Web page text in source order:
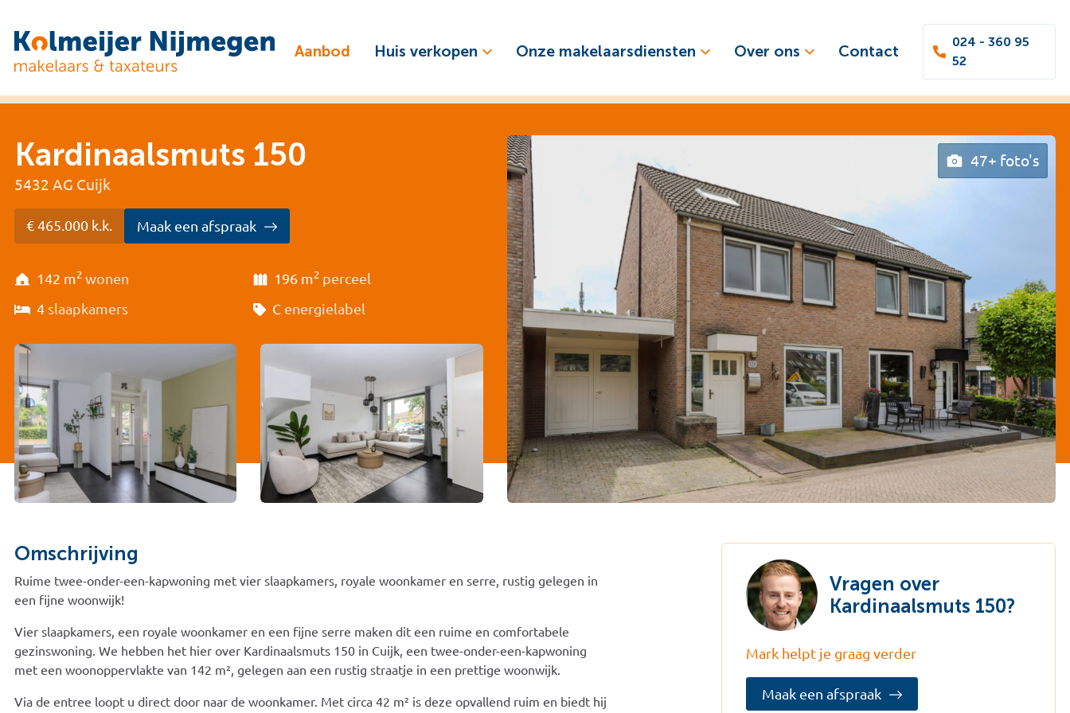
Aanbod Huis verkopen Onze makelaarsdiensten Over ons Contact
024 - 360 95
52
Kardinaalsmuts 150
5432 AG Cuijk
€ 465.000 k.k. Maak een afspraak
142 m2 wonen 196 m2 perceel
4 slaapkamers C energielabel
47+ foto's
Omschrijving
Ruime twee-onder-een-kapwoning met vier slaapkamers, royale woonkamer en serre, rustig gelegen in
een fijne woonwijk!
Vier slaapkamers, een royale woonkamer en een fijne serre maken dit een ruime en comfortabele
gezinswoning. We hebben het hier over Kardinaalsmuts 150 in Cuijk, een twee-onder-een-kapwoning
met een woonoppervlakte van 142 m², gelegen aan een rustig straatje in een prettige woonwijk.
Via de entree loopt u direct door naar de woonkamer. Met circa 42 m² is deze opvallend ruim en biedt hij
Vragen over
Kardinaalsmuts 150?
Mark helpt je graag verder
Maak een afspraak